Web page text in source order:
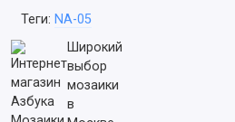
Теги: NA-05
Широкий
выбор
мозаики
в